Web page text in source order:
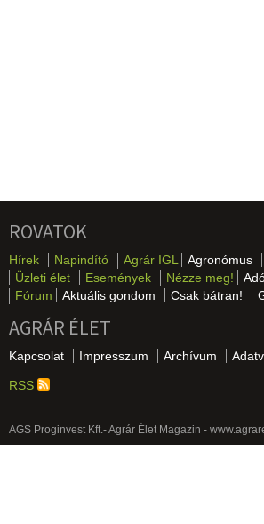
ROVATOK
Hírek Napindító Agrár IGL Agronómus
Üzleti élet
Események Nézze meg!
Fórum
Aktuális gondom Csak bátran!
AGRÁR ÉLET
Kapcsolat Impresszum Archívum
RSS
AGS Proginvest Kft.- Agrár Élet Magazin -